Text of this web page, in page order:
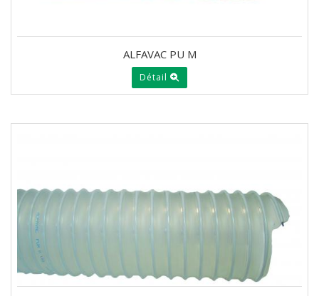
ALFAVAC PU M
Détail